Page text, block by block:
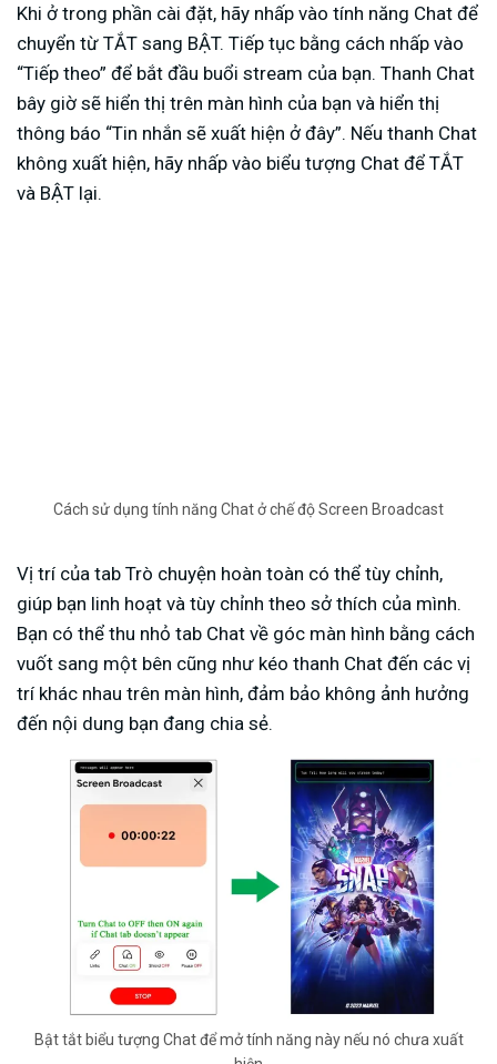
Khi ở trong phần cài đặt, hãy nhấp vào tính năng Chat để
chuyển từ TẮT sang BẬT. Tiếp tục bằng cách nhấp vào
“Tiếp theo” để bắt đầu buổi stream của bạn. Thanh Chat
bây giờ sẽ hiển thị trên màn hình của bạn và hiển thị
thông báo “Tin nhắn sẽ xuất hiện ở đây”. Nếu thanh Chat
không xuất hiện, hãy nhấp vào biểu tượng Chat để TẮT
và BẬT lại.
Cách sử dụng tính năng Chat ở chế độ Screen Broadcast
Vị trí của tab Trò chuyện hoàn toàn có thể tùy chỉnh,
giúp bạn linh hoạt và tùy chỉnh theo sở thích của mình.
Bạn có thể thu nhỏ tab Chat về góc màn hình bằng cách
vuốt sang một bên cũng như kéo thanh Chat đến các vị
trí khác nhau trên màn hình, đảm bảo không ảnh hưởng
đến nội dung bạn đang chia sẻ.
Bật tắt biểu tượng Chat để mở tính năng này nếu nó chưa xuất